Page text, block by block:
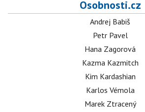
Osobnosti.cz
Andrej Babiš
Petr Pavel
Hana Zagorová
Kazma Kazmitch
Kim Kardashian
Karlos Vémola
Marek Ztracený